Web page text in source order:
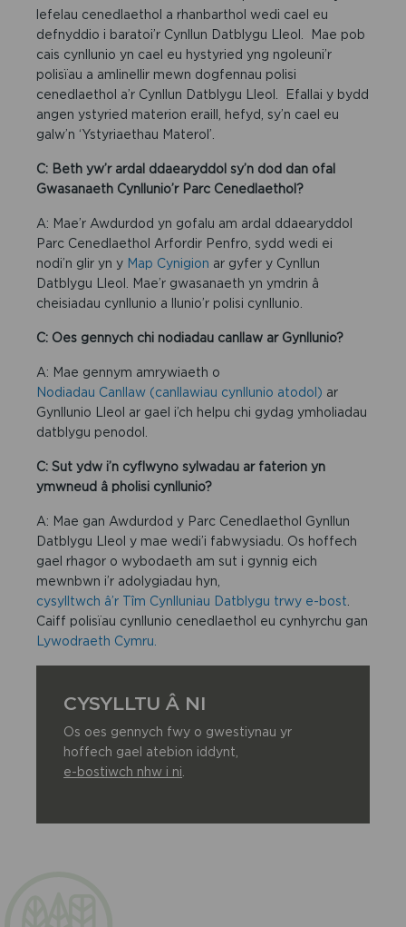
lefelau cenedlaethol a rhanbarthol wedi cael eu
defnyddio i baratoi’r Cynllun Datblygu Lleol. Mae pob
cais cynllunio yn cael eu hystyried yng ngoleuni’r
polisïau a amlinellir mewn dogfennau polisi
cenedlaethol a’r Cynllun Datblygu Lleol. Efallai y bydd
angen ystyried materion eraill, hefyd, sy’n cael eu
galw’n ‘Ystyriaethau Materol’.
C: Beth yw’r ardal ddaearyddol sy’n dod dan ofal
Gwasanaeth Cynllunio’r Parc Cenedlaethol?
A: Mae’r Awdurdod yn gofalu am ardal ddaearyddol
Parc Cenedlaethol Arfordir Penfro, sydd wedi ei
nodi’n glir yn y Map Cynigion ar gyfer y Cynllun
Datblygu Lleol. Mae’r gwasanaeth yn ymdrin â
cheisiadau cynllunio a llunio’r polisi cynllunio.
C: Oes gennych chi nodiadau canllaw ar Gynllunio?
A: Mae gennym amrywiaeth o
Nodiadau Canllaw (canllawiau cynllunio atodol) ar
Gynllunio Lleol ar gael i’ch helpu chi gydag ymholiadau
datblygu penodol.
C: Sut ydw i’n cyflwyno sylwadau ar faterion yn
ymwneud â pholisi cynllunio?
A: Mae gan Awdurdod y Parc Cenedlaethol Gynllun
Datblygu Lleol y mae wedi’i fabwysiadu. Os hoffech
gael rhagor o wybodaeth am sut i gynnig eich
mewnbwn i’r adolygiadau hyn,
cysylltwch â’r Tîm Cynlluniau Datblygu trwy e-bost
Caiff polisïau cynllunio cenedlaethol eu cynhyrchu gan
Lywodraeth Cymru.
CYSYLLTU Â NI
Os oes gennych fwy o gwestiynau yr
hoffech gael atebion iddynt,
e-bostiwch nhw i ni